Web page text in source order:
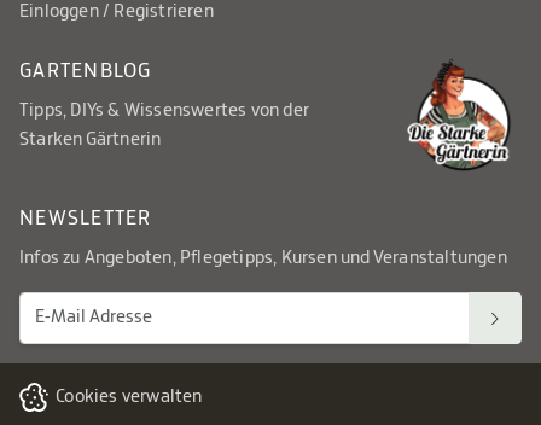
Einloggen / Registrieren
GARTENBLOG
Tipps, DIYs & Wissenswertes von der
Starken Gärtnerin
NEWSLETTER
Infos zu Angeboten, Pflegetipps, Kursen und Veranstaltungen
Cookies verwalten